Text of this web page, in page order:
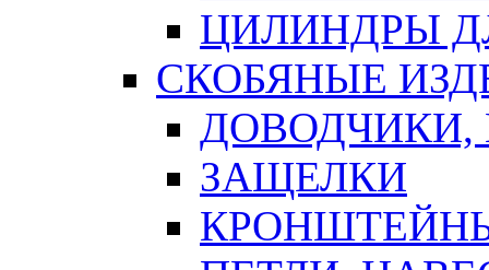
ЦИЛИНДРЫ
СКОБЯНЫЕ
ЗАЩЕЛКИ